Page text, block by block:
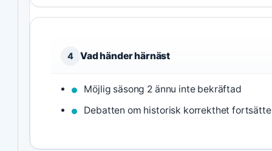
4 Vad händer härnäst
Möjlig säsong 2 ännu inte bekräftad
Debatten om historisk korrekthet